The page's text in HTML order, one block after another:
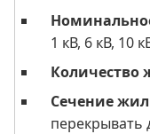
1 кВ, 6 кВ, 10
Количество
Сечение жил
перекрывать